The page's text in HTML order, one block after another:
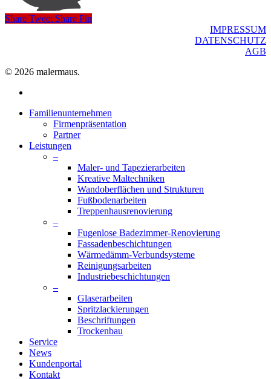
Share Tweet Share Pin
IMPRESSUM
DATENSCHUTZ
AGB
© 2026 malermaus.
Close
Familienunternehmen
Firmenpräsentation
Partner
Leistungen
–
Maler- und Tapezierarbeiten
Kreative Maltechniken
Wandoberflächen und Strukturen
Fußbodenarbeiten
Treppenhausrenovierung
–
Fugenlose Badezimmer-Renovierung
Fassadenbeschichtungen
Wärmedämm-Verbundsysteme
Reinigungsarbeiten
Industriebeschichtungen
–
Glaserarbeiten
Spritzlackierungen
Beschriftungen
Trockenbau
Service
News
Kundenportal
Kontakt